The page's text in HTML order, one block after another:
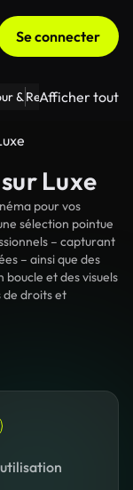
Se connecter
& Relations Le
Afficher tout
Luxe
pour vos
sélection pointue
– capturant
– ainsi que des
et des visuels
de droits et